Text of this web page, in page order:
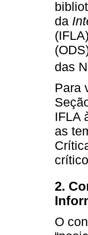
da
das
Para
IFLA
as
2.
O